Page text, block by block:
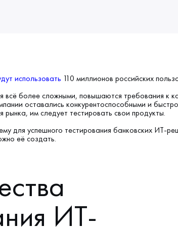
использовать 110 миллионов российских
всё более сложными, повышаются требования к
оставались конкурентоспособными и быстро
рынка, им следует тестировать свои продукты.
для успешного тестирования банковских ИТ-
её создать.
ИТ-